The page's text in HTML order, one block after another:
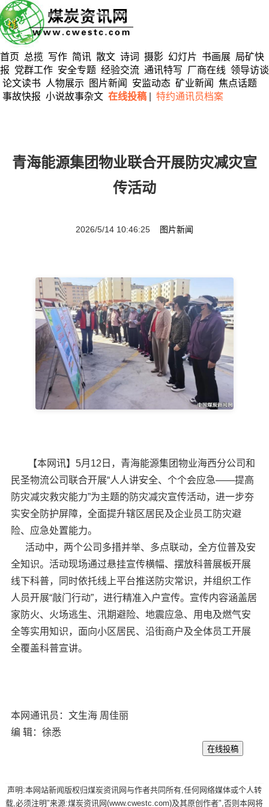
首页 总揽 写作 简讯 散文 诗词 摄影 幻灯片 书画展 局矿快
报 党群工作 安全专题 经验交流 通讯特写 厂商在线 领导访谈
论文读书
人物展示 图片新闻 安监动态 矿业新闻
焦点话题
事故快报 小说故事杂文 在线投稿 特约通讯员档案
青海能源集团物业联合开展防灾减灾宣
传活动
2026/5/14 10:46:25 图片新闻
【本网讯】5月12日，青海能源集团物业海西分公司和
民圣物流公司联合开展“人人讲安全、个个会应急——提高
防灾减灾救灾能力”为主题的防灾减灾宣传活动，进一步夯
实安全防护屏障，全面提升辖区居民及企业员工防灾避
险、应急处置能力。
活动中，两个公司多措并举、多点联动，全方位普及安
全知识。活动现场通过悬挂宣传横幅、摆放科普展板开展
线下科普，同时依托线上平台推送防灾常识，并组织工作
人员开展“敲门行动”，进行精准入户宣传。宣传内容涵盖居
家防火、火场逃生、汛期避险、地震应急、用电及燃气安
全等实用知识，面向小区居民、沿街商户及全体员工开展
全覆盖科普宣讲。
本网通讯员：文生海 周佳丽
编 辑：徐悉
声明:本网站新闻版权归煤炭资讯网与作者共同所有,任何网络媒体或个人转
载,必须注明"来源:煤炭资讯网(www.cwestc.com)及其原创作者",否则本网将